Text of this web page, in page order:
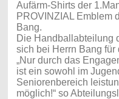
Aufärm-Shirts der
PROVINZIAL Emblem
Bang.
Die Handballabteilung
sich bei Herrn Bang
„Nur durch das
ist ein sowohl im
Seniorenbereich
möglich!“ so